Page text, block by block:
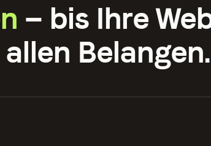
— bis Ihre
Belangen.